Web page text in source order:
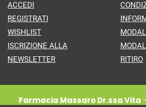
ACCEDI
REGISTRATI
WISHLIST
ISCRIZIONE ALLA
NEWSLETTER
RITIRO
Farmacia Massaro Dr.ssa Vita